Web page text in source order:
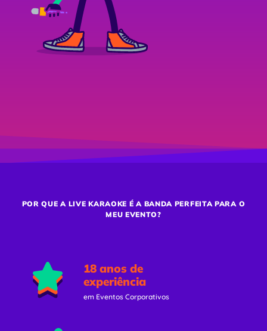
POR QUE A LIVE KARAOKE É A BANDA PERFEITA PARA O
MEU EVENTO?
18 anos de
experiência
em Eventos Corporativos